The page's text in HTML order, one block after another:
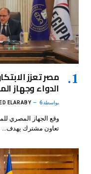
مصر تعزز
الدواء وجهاز
بواسطة ELARABY 6 أغسطس، 2026
وقع الجهاز المصري
تعاون مشترك يهدف…